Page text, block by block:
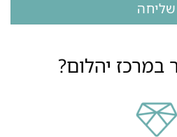
במרכז יהלום?